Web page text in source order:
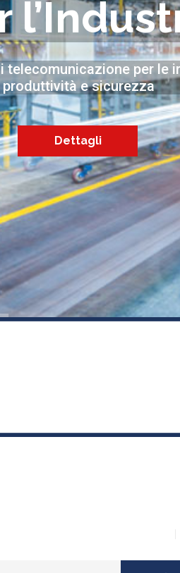
telecomunicazione per le
produttività e sicurezza
Dettagli